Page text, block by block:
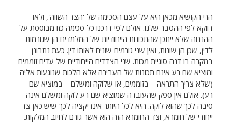
הרי הקושיא מכאן היא על עצם הסכימה של 'הצד השווה', ולאו
דווקא לפי ההסבר שלנו. אולם לפי דרכנו כל סכימה כזו מבוססת על
ההנחה שלא ייתכן שהתכונות הייחודיות של המלמדים הן שגורמות
לדין, שכן הן שונות, ואין שני גורמים שונים לאותו דין. כעת נתבונן
במקרה בו דנה סוגיית מכות. שני הצדדים הייחודיים של עדים זוממים
ומוציא שם רע אינם תכונות של העבירה אלא הלכות שנוגעות אליה
(שלא צריך התראה – בזוממים, או שלוקה ומשלם – במוציא שם
רע). אולם אין ספק שהעובדה שמוציא שם רע לוקה ומשלם אינה
סיבה לכך שהוא לוקה. היא לכל היותר אינדיקציה לכך שיש כאן צד
ייחודי של חומרא, וצד החומרא הזה הוא אשר גורם לחיוב המלקות.